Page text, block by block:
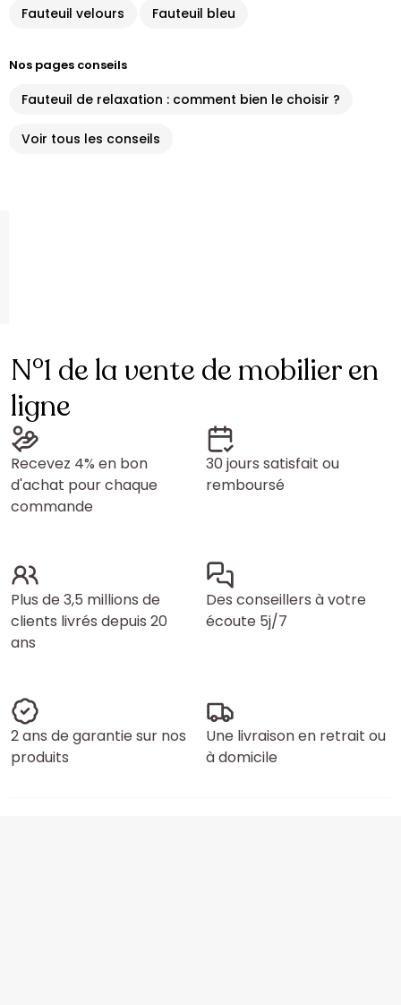
Fauteuil velours Fauteuil bleu
Nos pages conseils
Fauteuil de relaxation : comment bien le choisir ?
Voir tous les conseils
N°1 de la vente de mobilier en
ligne
Recevez 4% en bon
d'achat pour chaque
commande
30 jours satisfait ou
remboursé
Plus de 3,5 millions de
clients livrés depuis 20
ans
Des conseillers à votre
écoute 5j/7
2 ans de garantie sur nos
produits
Une livraison en retrait ou
à domicile